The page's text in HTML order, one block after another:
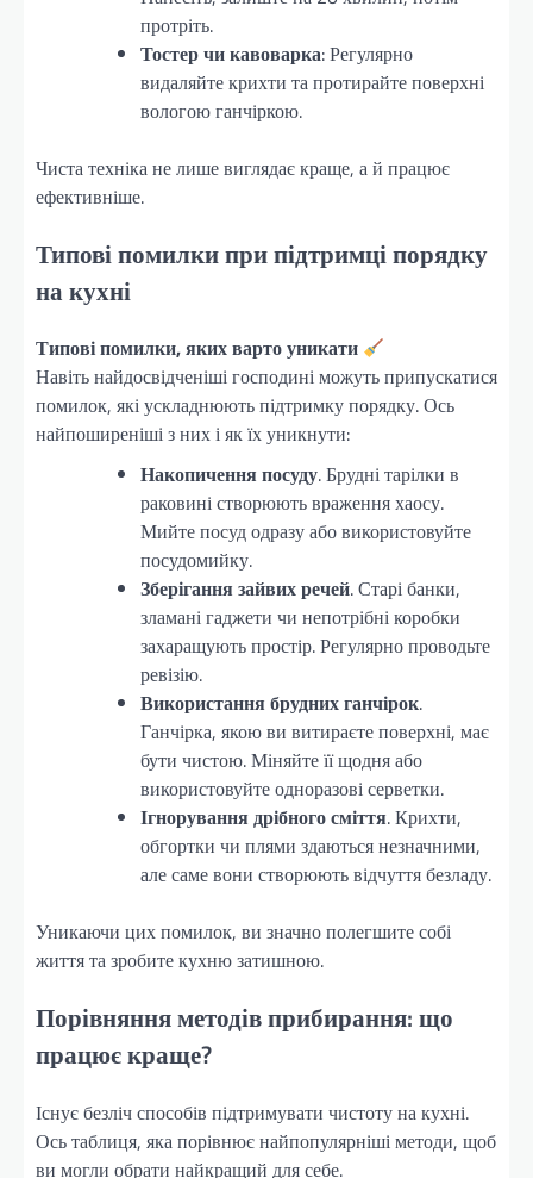
протріть.
Тостер чи кавоварка: Регулярно
видаляйте крихти та протирайте поверхні
вологою ганчіркою.
Чиста техніка не лише виглядає краще, а й працює
ефективніше.
Типові помилки при підтримці порядку
на кухні
Типові помилки, яких варто уникати
Навіть найдосвідченіші господині можуть припускатися
помилок, які ускладнюють підтримку порядку. Ось
найпоширеніші з них і як їх уникнути:
Накопичення посуду. Брудні тарілки в
раковині створюють враження хаосу.
Мийте посуд одразу або використовуйте
посудомийку.
Зберігання зайвих речей. Старі банки,
зламані гаджети чи непотрібні коробки
захаращують простір. Регулярно проводьте
ревізію.
Використання брудних ганчірок.
Ганчірка, якою ви витираєте поверхні, має
бути чистою. Міняйте її щодня або
використовуйте одноразові серветки.
Ігнорування дрібного сміття. Крихти,
обгортки чи плями здаються незначними,
але саме вони створюють відчуття безладу.
Уникаючи цих помилок, ви значно полегшите собі
життя та зробите кухню затишною.
Порівняння методів прибирання: що
працює краще?
Існує безліч способів підтримувати чистоту на кухні.
Ось таблиця, яка порівнює найпопулярніші методи, щоб
ви могли обрати найкращий для себе.